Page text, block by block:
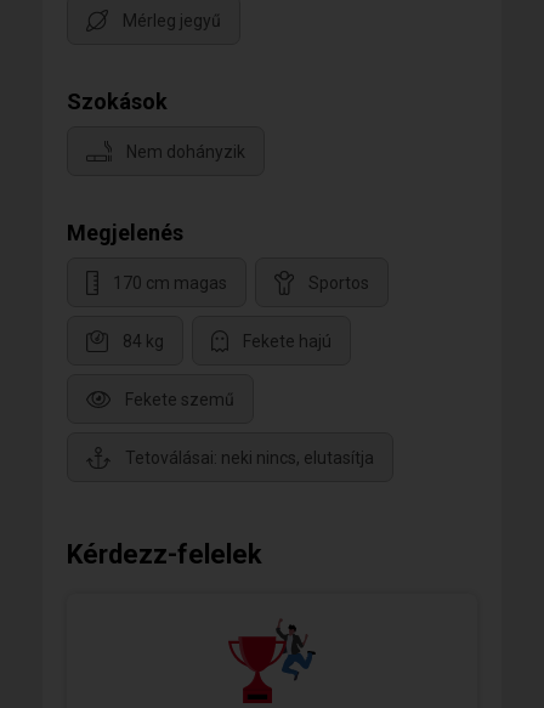
Mérleg jegyű
Szokások
Nem dohányzik
Megjelenés
170 cm magas Sportos
84 kg Fekete hajú
Fekete szemű
Tetoválásai: neki nincs, elutasítja
Kérdezz-felelek